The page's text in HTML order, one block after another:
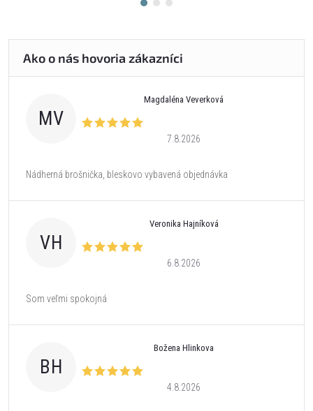
MV
Magdaléna Veverková
7.8.2026
Nádherná brošnička, bleskovo vybavená objednávka
VH
Veronika Hajníková
6.8.2026
Som veľmi spokojná
BH
Božena Hlinkova
4.8.2026